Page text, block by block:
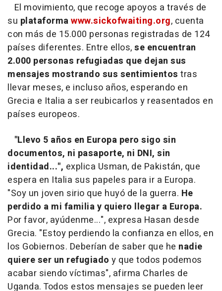
El movimiento, que recoge apoyos a través de
su plataformawww.sickofwaiting.org, cuenta
con más de 15.000 personas registradas de 124
países diferentes. Entre ellos,se encuentran
2.000 personas refugiadas que dejan sus
mensajes mostrando sus sentimientos tras
llevar meses, e incluso años, esperando en
Grecia e Italia a ser reubicarlos y reasentados en
países europeos.
"Llevo 5 años en Europa pero sigo sin
documentos, ni pasaporte, ni DNI, sin
identidad...", explica Usman, de Pakistán, que
espera en Italia sus papeles para ir a Europa.
"Soy un joven sirio que huyó de la guerra. He
perdido a mi familia y quiero llegar a Europa.
Por favor, ayúdenme...", expresa Hasan desde
Grecia. "Estoy perdiendo la confianza en ellos, en
los Gobiernos. Deberían de saber que he nadie
quiere ser un refugiado y que todos podemos
acabar siendo víctimas", afirma Charles de
Uganda. Todos estos mensajes se pueden leer